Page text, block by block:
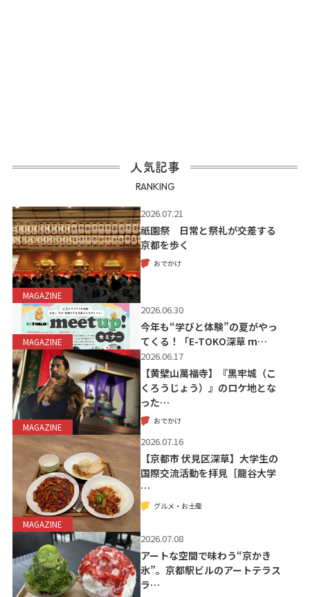
人気記事
RANKING
MAGAZINE
2026.07.21
祇園祭 日常と祭礼が交差する
京都を歩く
おでかけ
MAGAZINE
2026.06.30
今年も“学びと体験”の夏がやっ
てくる！「E-TOKO深草 m…
MAGAZINE
2026.06.17
【黄檗山萬福寺】『黒牢城（こ
くろうじょう）』のロケ地とな
った…
おでかけ
MAGAZINE
2026.07.16
【京都市 伏見区深草】大学生の
国際交流活動を拝見［龍谷大学
…
グルメ・お土産
2026.07.08
アートな空間で味わう“京かき
氷”。京都駅ビルのアートテラス
ラ…